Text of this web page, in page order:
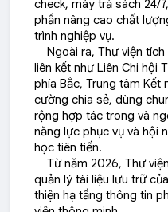
check, máy trả sách 24/
phần nâng cao chất
trình nghiệp vụ.
Ngoài ra, Thư viện
liên kết như Liên Chi hội
phía Bắc, Trung tâm Kết
cường chia sẻ, dùng
rộng hợp tác trong và
năng lực phục vụ và hội
học tiên tiến.
Từ năm 2026, Thư
quản lý tài liệu lưu trữ
thiện hạ tầng thông tin